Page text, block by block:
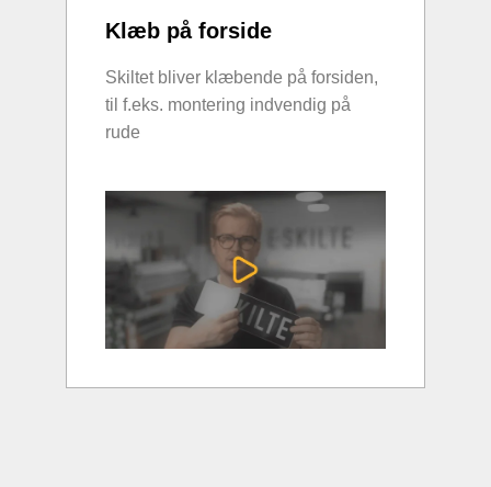
Klæb på forside
Skiltet bliver klæbende på forsiden,
til f.eks. montering indvendig på
rude